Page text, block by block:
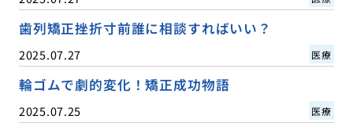
歯列矯正挫折寸前誰に相談すればいい？
2025.07.27 医療
輪ゴムで劇的変化！矯正成功物語
2025.07.25 医療